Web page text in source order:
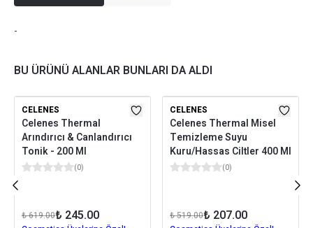
-
BU ÜRÜNÜ ALANLAR BUNLARI DA ALDI
CELENES
Celenes Thermal
Arındırıcı & Canlandırıcı
Tonik - 200 Ml
(0)
₺ 619.00₺ 245.00
CELENES
Celenes Thermal Misel
Temizleme Suyu
Kuru/Hassas Ciltler 400 Ml
(0)
₺ 519.00₺ 207.00